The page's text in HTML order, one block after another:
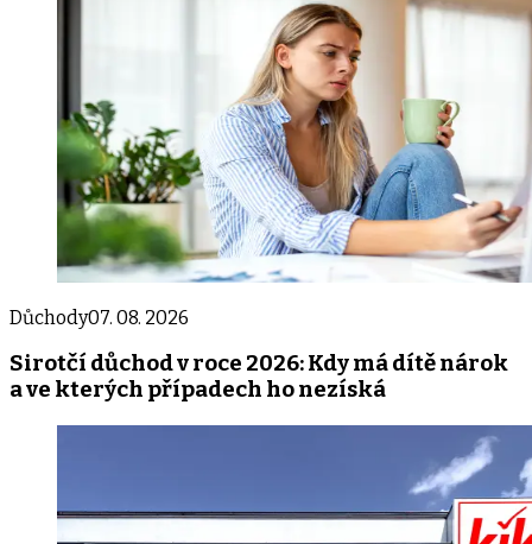
Důchody07. 08. 2026
Sirotčí důchod v roce 2026: Kdy má dítě nárok
a ve kterých případech ho nezíská